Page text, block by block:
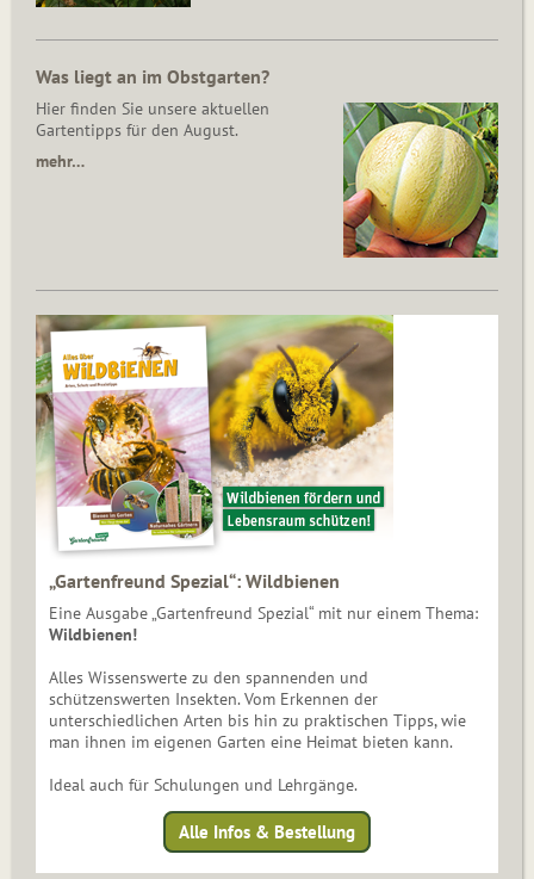
Was liegt an im Obstgarten?
Hier finden Sie unsere aktuellen
Gartentipps für den August.
mehr…
„Gartenfreund Spezial“: Wildbienen
Eine Ausgabe „Gartenfreund Spezial“ mit nur einem Thema:
Wildbienen!
Alles Wissenswerte zu den spannenden und
schützenswerten Insekten. Vom Erkennen der
unterschiedlichen Arten bis hin zu praktischen Tipps, wie
man ihnen im eigenen Garten eine Heimat bieten kann.
Ideal auch für Schulungen und Lehrgänge.
Alle Infos & Bestellung